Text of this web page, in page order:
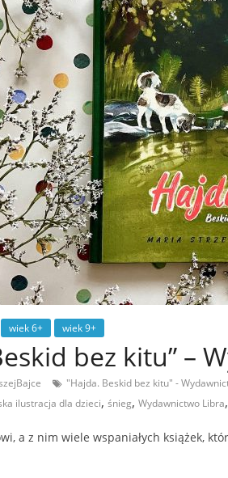
wiek 6+ wiek 9+
bez kitu” –
"Hajda. Beskid bez kitu" -
ilustracja dla dzieci, śnieg, Wydawnictwo Libra,
a z nim wiele wspaniałych książek,